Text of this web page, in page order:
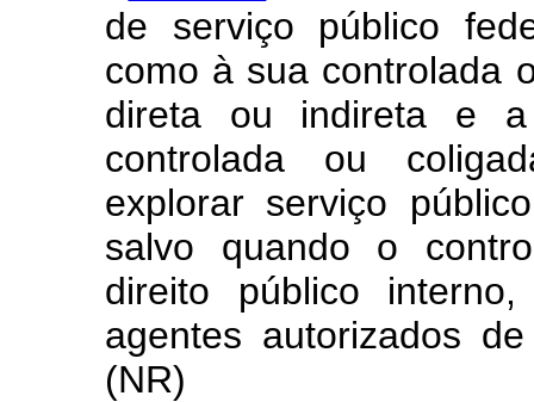
de serviço público
como à sua controlada
direta ou indireta e a
controlada ou
explorar serviço
salvo quando o
direito público
agentes autorizados
(NR)